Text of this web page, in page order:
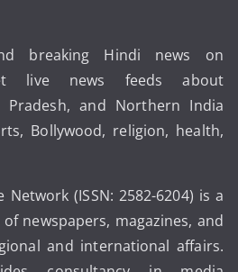
breaking Hindi news on
live news feeds about
Pradesh, and Northern India
Bollywood, religion, health,
(ISSN: 2582-6204) is a
newspapers, magazines, and
and international affairs.